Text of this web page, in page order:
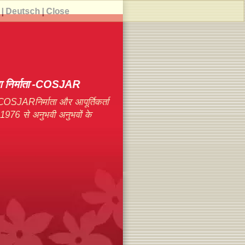
-COSJAR
और आपूर्तिकर्ता
1976 से अनुभवी अनुभवों के
Deutsch| Close